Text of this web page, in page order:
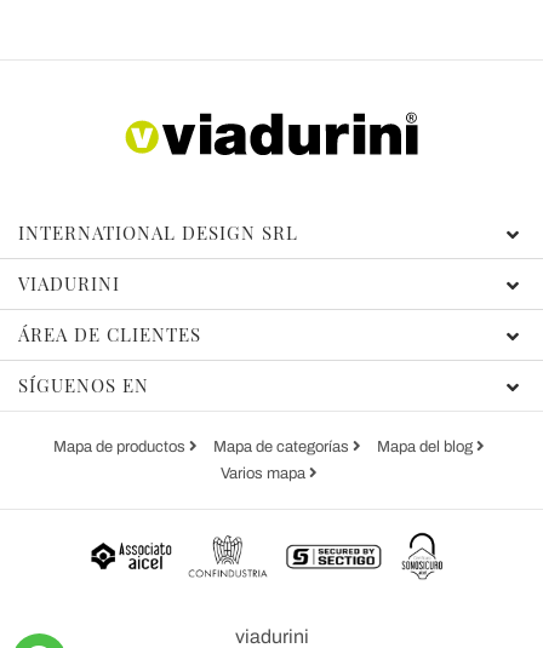
INTERNATIONAL DESIGN SRL
VIADURINI
ÁREA DE CLIENTES
SÍGUENOS EN
Mapa de productos Mapa de categorías
Mapa del blog
Varios mapa
viadurini